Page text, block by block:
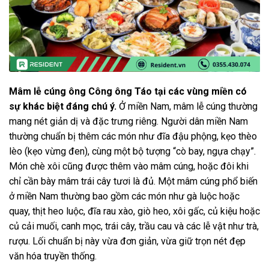
Mâm lễ cúng ông Công ông Táo tại các vùng miền có
sự khác biệt đáng chú ý. Ở miền Nam, mâm lễ cúng thường
mang nét giản dị và đặc trưng riêng. Người dân miền Nam
thường chuẩn bị thêm các món như đĩa đậu phộng, kẹo thèo
lèo (kẹo vừng đen), cùng một bộ tượng “cò bay, ngựa chạy”.
Món chè xôi cũng được thêm vào mâm cúng, hoặc đôi khi
chỉ cần bày mâm trái cây tươi là đủ. Một mâm cúng phổ biến
ở miền Nam thường bao gồm các món như gà luộc hoặc
quay, thịt heo luộc, đĩa rau xào, giò heo, xôi gấc, củ kiệu hoặc
củ cải muối, canh mọc, trái cây, trầu cau và các lễ vật như trà,
rượu. Lối chuẩn bị này vừa đơn giản, vừa giữ trọn nét đẹp
văn hóa truyền thống.